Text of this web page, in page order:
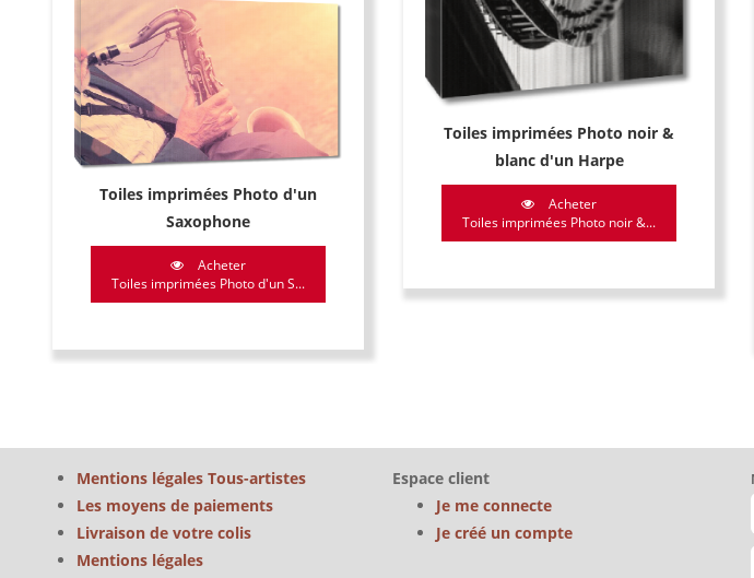
Toiles imprimées Photo noir &
blanc d'un Harpe
Acheter
Toiles imprimées Photo noir &...
Toiles imprimées Photo d'un
Saxophone
Acheter
Toiles imprimées Photo d'un S...
Mentions légales Tous-artistes
Les moyens de paiements
Livraison de votre colis
Mentions légales
Espace client
Je me connecte
Je créé un compte